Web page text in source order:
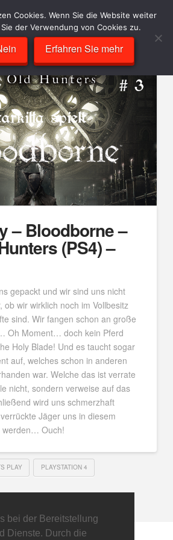
bei der Bereitstellung
Dienste. Durch die
– Bloodborne –
(PS4) –
gepackt und wir sind uns nicht
ob wir wirklich noch im Vollbesitz
sind. Wir fangen schon an große
Oh Moment… doch kein Pferd
Holy Blade! Und es taucht sogar
auf, welches schon in anderen
war. Welche das ist verrate
nicht, sondern verweise auf das
wird uns schmerzhaft
Jäger uns in diesem
werden… Ouch!
PLAY PLAYSTATION 4
Cookies. Wenn Sie die Website weiter
der Verwendung von Cookies zu.
Erfahren Sie mehr